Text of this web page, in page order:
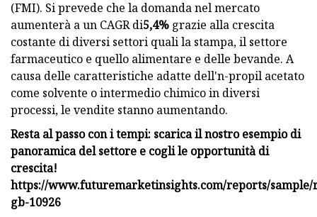
(FMI). Si prevede che la domanda nel mercato
aumenterà a un CAGR di5,4% grazie alla crescita
costante di diversi settori quali la stampa, il settore
farmaceutico e quello alimentare e delle bevande. A
causa delle caratteristiche adatte dell'n-propil acetato
come solvente o intermedio chimico in diversi
processi, le vendite stanno aumentando.
Resta al passo con i tempi: scarica il nostro esempio di
panoramica del settore e cogli le opportunità di
crescita!
https://www.futuremarketinsights.com/reports/sample/
gb-10926